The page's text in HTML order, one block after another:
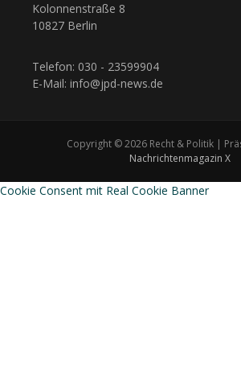
Kolonnenstraße 8
10827 Berlin
Telefon: 030 - 23599904
E-Mail: info@jpd-news.de
Copyright © 2026 Recht & Politik |
Nachrichtenmagazin X
Cookie Consent mit Real Cookie Banner